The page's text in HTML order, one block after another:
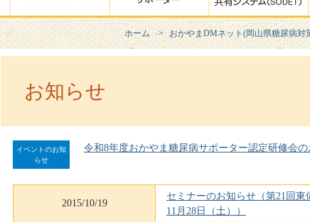
ホーム おかやまDMネット(岡山県糖尿病対
お知らせ
イベントのお知
らせ
令和8年度おかやま糖尿病サポーター認定研修会
2015/10/19
セミナーのお知らせ（第21回
11月28日（土））